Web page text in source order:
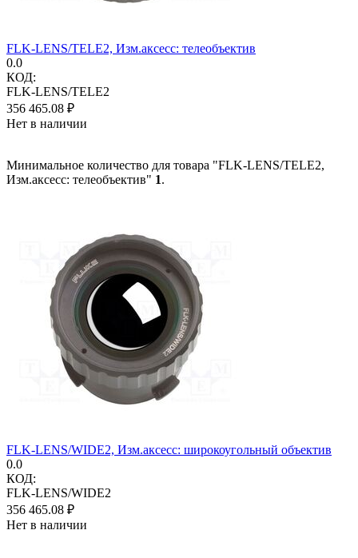
FLK-LENS/TELE2, Изм.аксесс: телеобъектив
0.0
КОД:
FLK-LENS/TELE2
356 465.08 ₽
Нет в наличии
Минимальное количество для товара "FLK-LENS/TELE2,
Изм.аксесс: телеобъектив" 1.
FLK-LENS/WIDE2, Изм.аксесс: широкоугольный объектив
0.0
КОД:
FLK-LENS/WIDE2
356 465.08 ₽
Нет в наличии